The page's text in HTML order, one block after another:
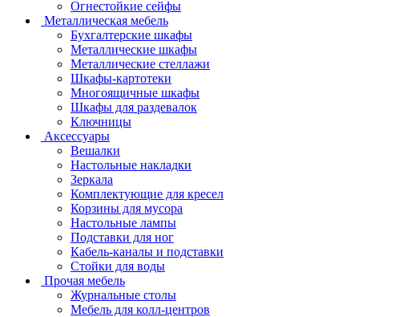
Огнестойкие сейфы
Металлическая мебель
Бухгалтерские шкафы
Металлические шкафы
Металлические стеллажи
Шкафы-картотеки
Многоящичные шкафы
Шкафы для раздевалок
Ключницы
Аксессуары
Вешалки
Настольные накладки
Зеркала
Комплектующие для кресел
Корзины для мусора
Настольные лампы
Подставки для ног
Кабель-каналы и подставки
Стойки для воды
Прочая мебель
Журнальные столы
Мебель для колл-центров